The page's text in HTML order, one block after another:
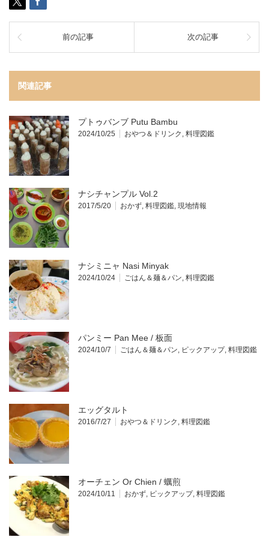
前の記事 次の記事
関連記事
プトゥバンブ Putu Bambu
2024/10/25 おやつ＆ドリンク , 料理図鑑
ナシチャンプル Vol.2
2017/5/20 おかず, 料理図鑑, 現地情報
ナシミニャ Nasi Minyak
2024/10/24 ごはん＆麺＆パン, 料理図鑑
パンミー Pan Mee / 板面
2024/10/7 ごはん＆麺＆パン, ピックアップ, 料理図鑑
エッグタルト
2016/7/27 おやつ＆ドリンク , 料理図鑑
オーチェン Or Chien / 蠣煎
2024/10/11 おかず, ピックアップ, 料理図鑑